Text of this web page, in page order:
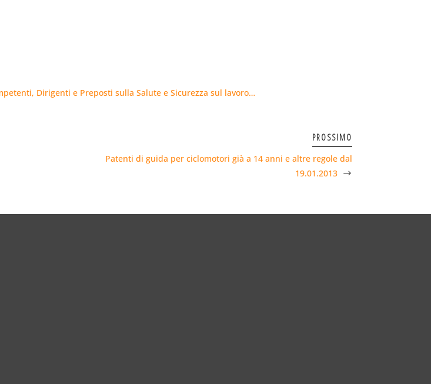
Dirigenti e Preposti sulla Salute e Sicurezza sul lavoro…
PROSSIMO
Patenti di guida per ciclomotori già a 14 anni e altre regole dal
19.01.2013